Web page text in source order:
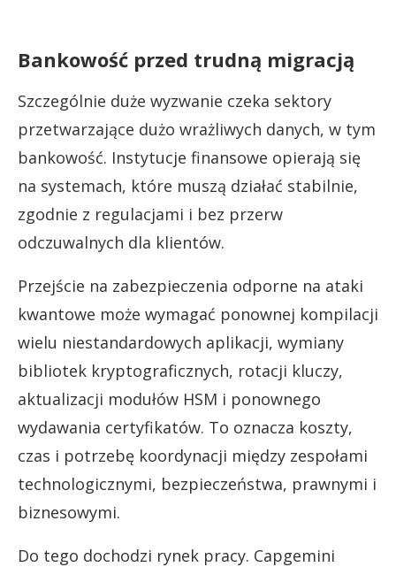
Bankowość przed trudną migracją
Szczególnie duże wyzwanie czeka sektory
przetwarzające dużo wrażliwych danych, w tym
bankowość. Instytucje finansowe opierają się
na systemach, które muszą działać stabilnie,
zgodnie z regulacjami i bez przerw
odczuwalnych dla klientów.
Przejście na zabezpieczenia odporne na ataki
kwantowe może wymagać ponownej kompilacji
wielu niestandardowych aplikacji, wymiany
bibliotek kryptograficznych, rotacji kluczy,
aktualizacji modułów HSM i ponownego
wydawania certyfikatów. To oznacza koszty,
czas i potrzebę koordynacji między zespołami
technologicznymi, bezpieczeństwa, prawnymi i
biznesowymi.
Do tego dochodzi rynek pracy. Capgemini